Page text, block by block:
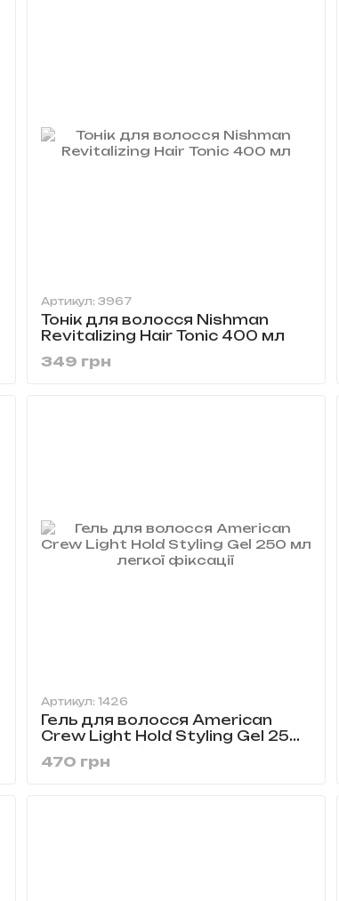
Артикул: 3967
Тонік для волосся Nishman
Revitalizing Hair Tonic 400 мл
349 грн
Артикул: 1426
Гель для волосся American
Crew Light Hold Styling Gel 250
470 грн